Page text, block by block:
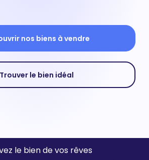
nos biens à vendre
Trouver le bien idéal
le bien de vos rêves